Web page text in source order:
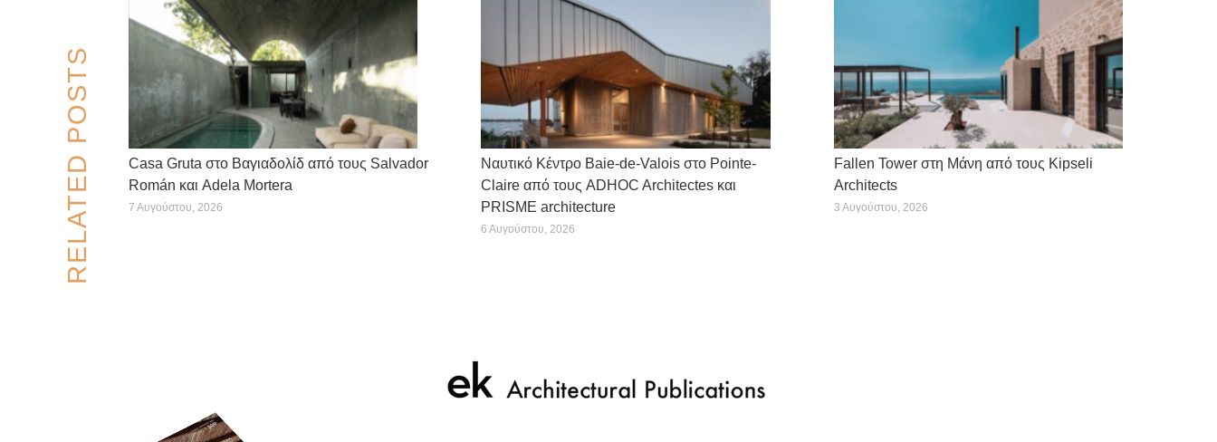
RELATED POSTS
Casa Gruta στο Βαγιαδολίδ από τους Salvador
Román και Adela Mortera
7 Αυγούστου, 2026
Ναυτικό Κέντρο Baie-de-Valois στο Pointe-
Claire από τους ADHOC Architectes και
PRISME architecture
6 Αυγούστου, 2026
Fallen Tower στη Μάνη από τους Kipseli
Architects
3 Αυγούστου, 2026